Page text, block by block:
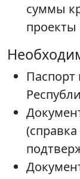
суммы
проекты